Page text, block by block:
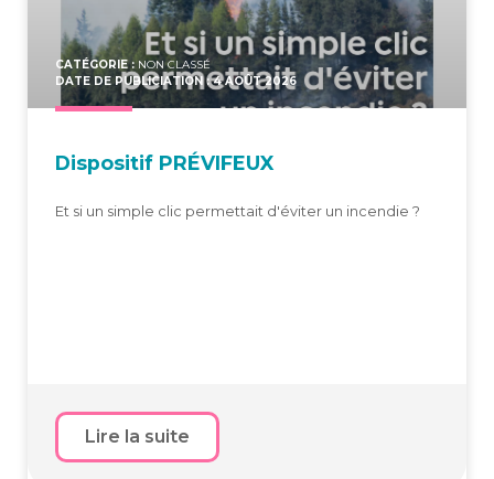
CATÉGORIE : NON CLASSÉ
DATE DE PUBLICIATION : 4 AOÛT 2026
Dis­po­si­tif PRÉVIFEUX
Et si un simple clic permettait d'éviter un incendie ?
Lire la suite